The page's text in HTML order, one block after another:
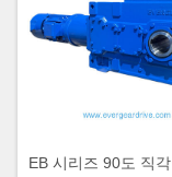
EB 시리즈 90도 직